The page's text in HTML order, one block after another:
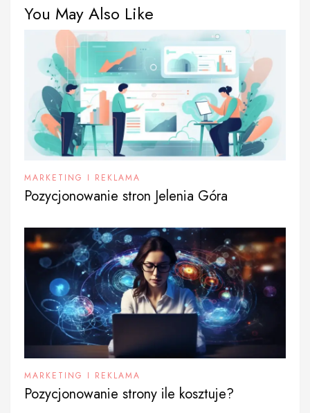
You May Also Like
MARKETING I REKLAMA
Pozycjonowanie stron Jelenia Góra
MARKETING I REKLAMA
Pozycjonowanie strony ile kosztuje?